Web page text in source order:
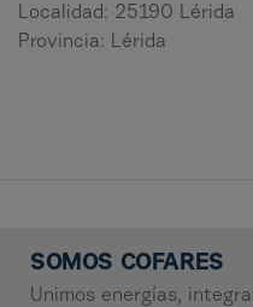
Localidad: 25190 Lérida
Provincia: Lérida
SOMOS COFARES
Unimos energías,